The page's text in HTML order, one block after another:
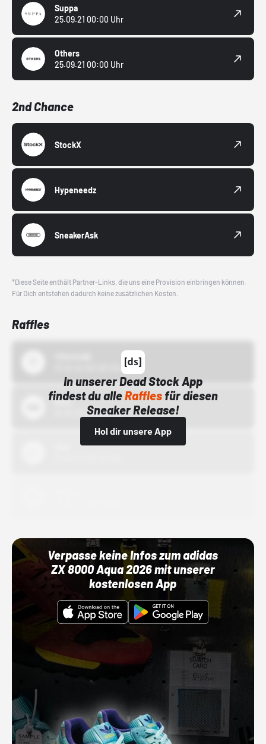
Suppa
25.09.21 00:00 Uhr
Others
25.09.21 00:00 Uhr
2nd Chance
StockX
Hypeneedz
SneakerAsk
*Diese Seite enthält Partner-Links, die uns eine Provision einbringen können.
Für Dich entstehen dadurch keine zusätzlichen Kosten.
Raffles
In unserer Dead Stock App
findest du alleRafflesfür diesen
Sneaker Release!
Hol dir unsere App
Bstn
01.10.22 00:00 Uhr
Verpasse keine Infos zum adidas
ZX 8000 Aqua 2026 mit unserer
kostenlosen App